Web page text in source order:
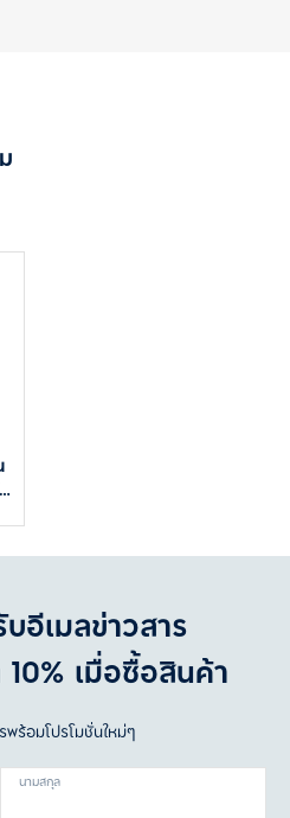
อีเมลข่าวสาร
เมื่อซื้อสินค้า
พร้อมโปรโมชั่นใหม่ๆ
นามสกุล